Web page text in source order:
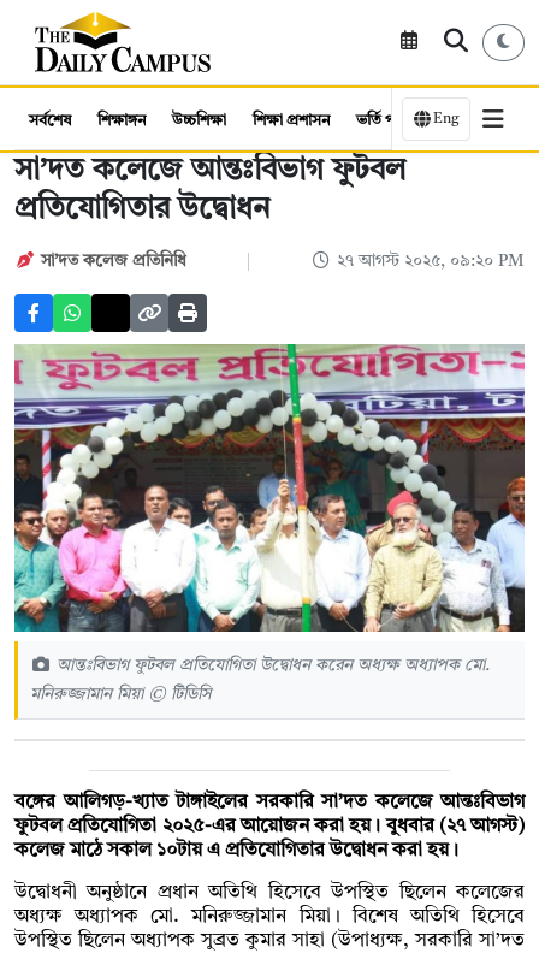
সর্বশেষ শিক্ষাঙ্গন উচ্চশিক্ষা শিক্ষা প্রশাসন ভর্তি পরীক্ষা কর্মসংস্থান
Eng
সা’দত কলেজে আন্তঃবিভাগ ফুটবল
প্রতিযোগিতার উদ্বোধন
সা’দত কলেজ প্রতিনিধি ২৭ আগস্ট ২০২৫, ০৯:২০ PM
আন্তঃবিভাগ ফুটবল প্রতিযোগিতা উদ্বোধন করেন অধ্যক্ষ অধ্যাপক মো.
মনিরুজ্জামান মিয়া © টিডিসি
বঙ্গের আলিগড়-খ্যাত টাঙ্গাইলের সরকারি সা’দত কলেজে আন্তঃবিভাগ
ফুটবল প্রতিযোগিতা ২০২৫-এর আয়োজন করা হয়। বুধবার (২৭ আগস্ট)
কলেজ মাঠে সকাল ১০টায় এ প্রতিযোগিতার উদ্বোধন করা হয়।
উদ্বোধনী অনুষ্ঠানে প্রধান অতিথি হিসেবে উপস্থিত ছিলেন কলেজের
অধ্যক্ষ অধ্যাপক মো. মনিরুজ্জামান মিয়া। বিশেষ অতিথি হিসেবে
উপস্থিত ছিলেন অধ্যাপক সুব্রত কুমার সাহা (উপাধ্যক্ষ, সরকারি সা’দত